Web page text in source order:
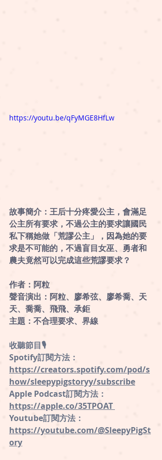
https://youtu.be/qFyMGE8HfLw
故事簡介：王后十分疼愛公主，會滿足
公主所有要求，不過公主的要求讓國民
私下稱她做「荒謬公主」，因為她的要
求是不可能的，不過盲目女巫、勇者和
農夫竟然可以完成這些荒謬要求？
作者：阿粒
聲音演出：阿粒、廖希弦、廖希喬、天
天、喬喬、飛飛、承鉅
主題：不合理要求、界線
收聽節目🎙
Spotify訂閱方法：
https://creators.spotify.com/pod/s
how/sleepypigstoryy/subscribe
Apple Podcast訂閱方法：
https://apple.co/35TPOAT
Youtube訂閱方法：
https://youtube.com/@SleepyPigSt
ory